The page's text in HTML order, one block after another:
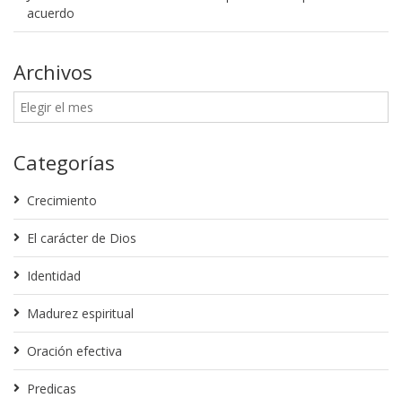
acuerdo
Archivos
Categorías
Crecimiento
El carácter de Dios
Identidad
Madurez espiritual
Oración efectiva
Predicas